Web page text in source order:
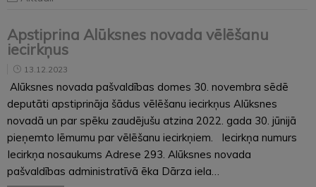
Apstiprina Alūksnes novada vēlēšanu
iecirkņus
13.12.2023
Alūksnes novada pašvaldības domes 30. novembra sēdē
deputāti apstiprināja šādus vēlēšanu iecirkņus Alūksnes
novadā un par spēku zaudējušu atzina 2022. gada 30. jūnijā
pieņemto lēmumu par vēlēšanu iecirkņiem. Iecirkņa numurs
Iecirkņa nosaukums Adrese 293. Alūksnes novada
pašvaldības administratīvā ēka Dārza iela…